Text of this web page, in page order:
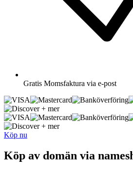
Gratis Momsfaktura via e-post
+ mer
+ mer
Köp nu
Köp av domän via